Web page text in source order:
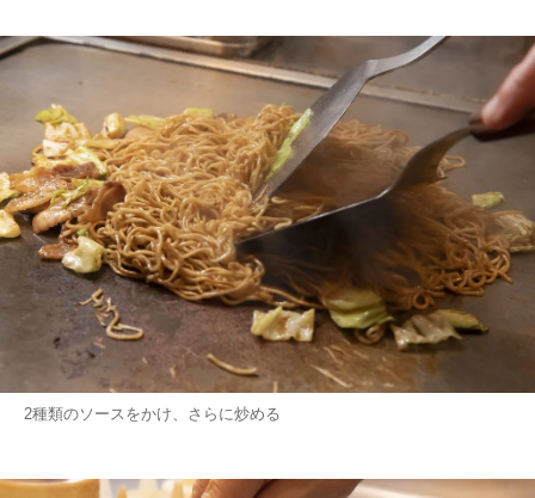
2種類のソースをかけ、さらに炒める